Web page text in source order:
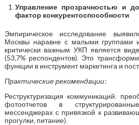
Управление прозрачностью и
фактор конкурентоспособности
Эмпирическое исследование
Москвы наравне с малыми группами
критически важным УКП является
(53,7% респондентов). Это
функции в инструмент маркетинга и
Практические рекомендации:
Реструктуризация коммуникаций:
фотоотчетов в
мессенджерах с привязкой к
прогулки, питание).